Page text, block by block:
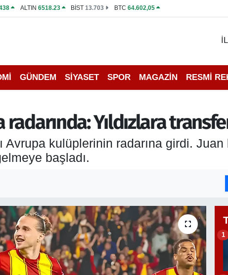
ALTIN 6518.23 BİST13.703 BTC 64.602,05
GÜNDEM SİYASET SPOR MAGAZİN RESMİ
Yıldızlara
Avrupa kulüplerinin radarına girdi.
başladı.
1